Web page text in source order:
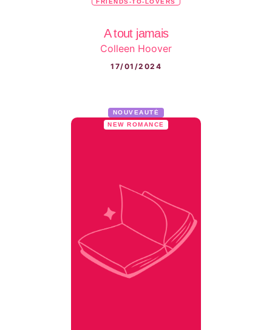
FRIENDS-TO-LOVERS
A tout jamais
Colleen Hoover
17/01/2024
NOUVEAUTÉ
NEW ROMANCE